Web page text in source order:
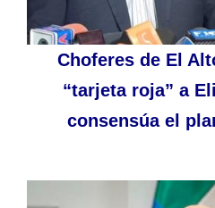
Choferes de El
“tarjeta roja” a
consensúa el